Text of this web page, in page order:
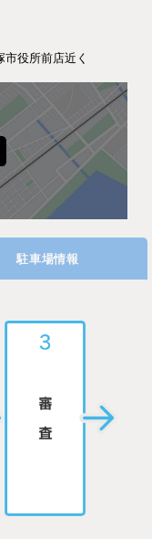
役所前店近く
駐車場情報